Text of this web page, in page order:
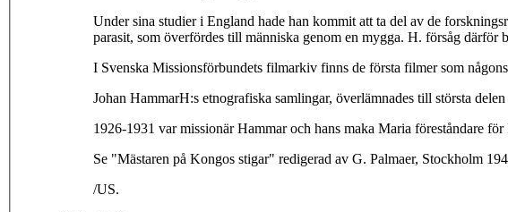
Under sina studier i England hade han kommit att ta del av de
parasit, som överfördes till människa genom en mygga. H. försåg
I Svenska Missionsförbundets filmarkiv finns de första filmer som
Johan HammarH:s etnografiska samlingar, överlämnades till största
1926-1931 var missionär Hammar och hans maka Maria föreståndare
Se "Mästaren på Kongos stigar" redigerad av G. Palmaer, Stockholm
/US.